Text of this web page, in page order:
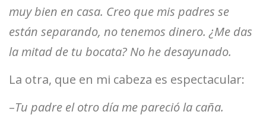
muy bien en casa. Creo que mis padres se
están separando, no tenemos dinero. ¿Me das
la mitad de tu bocata? No he desayunado.
La otra, que en mi cabeza es espectacular:
–Tu padre el otro día me pareció la caña.